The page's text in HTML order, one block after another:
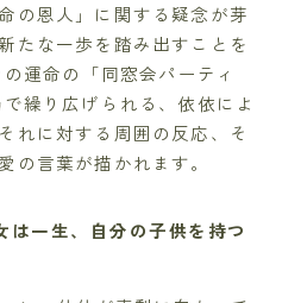
の恩人」に関する疑念が芽
たな一歩を踏み出すことを
運命の「同窓会パーティ
繰り広げられる、依依によ
れに対する周囲の反応、そ
の言葉が描かれます。
は一生、自分の子供を持つ